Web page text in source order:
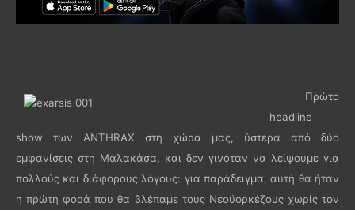
Πρώτο
headline
show των ANTHRAX στη χώρα μας, ύστερα από δύο
εμφανίσεις στη Μαλακάσα, και δεν γινόταν να λείψουμε για
πολλούς και διάφορους λόγους: για παράδειγμα, αυτή θα ήταν
η πρώτη φορά που θα βλέπαμε τους Νεοϋορκέζους χωρίς τον